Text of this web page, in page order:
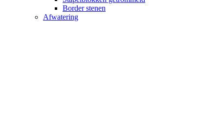
Border stenen
Afwatering